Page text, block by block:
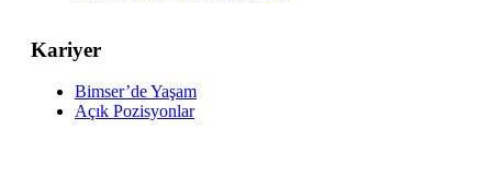
Kariyer
Bimser’de Yaşam
Açık Pozisyonlar